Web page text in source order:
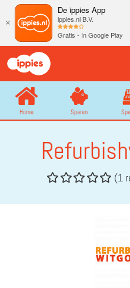
×
De ippies App
ippies.nl B.V.
Gratis - In Google Play
Home Sparen
(1